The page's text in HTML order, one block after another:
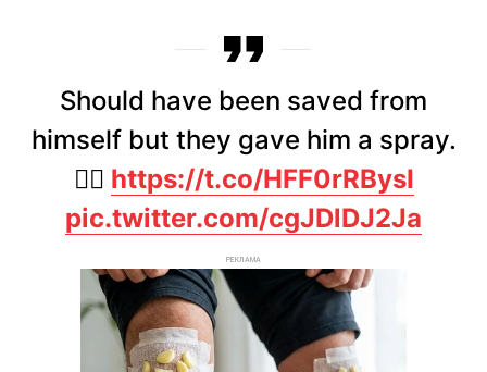
Should have been saved from
himself but they gave him a spray.
🤦‍♂️ https://t.co/HFF0rRBysI
pic.twitter.com/cgJDlDJ2Ja
РЕКЛАМА